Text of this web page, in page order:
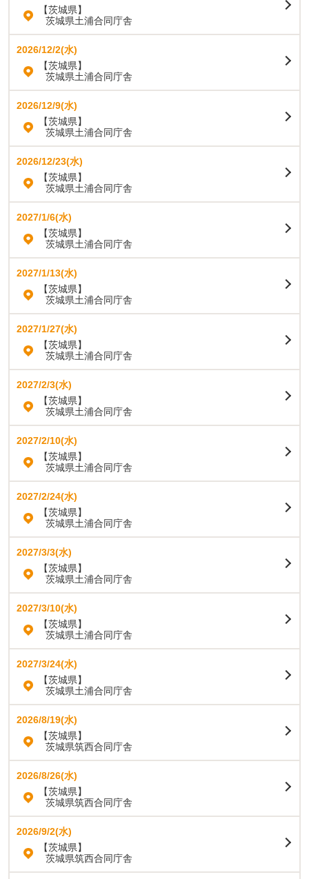
【茨城県】
茨城県土浦合同庁舎
2026/12/2(水)
【茨城県】
茨城県土浦合同庁舎
2026/12/9(水)
【茨城県】
茨城県土浦合同庁舎
2026/12/23(水)
【茨城県】
茨城県土浦合同庁舎
2027/1/6(水)
【茨城県】
茨城県土浦合同庁舎
2027/1/13(水)
【茨城県】
茨城県土浦合同庁舎
2027/1/27(水)
【茨城県】
茨城県土浦合同庁舎
2027/2/3(水)
【茨城県】
茨城県土浦合同庁舎
2027/2/10(水)
【茨城県】
茨城県土浦合同庁舎
2027/2/24(水)
【茨城県】
茨城県土浦合同庁舎
2027/3/3(水)
【茨城県】
茨城県土浦合同庁舎
2027/3/10(水)
【茨城県】
茨城県土浦合同庁舎
2027/3/24(水)
【茨城県】
茨城県土浦合同庁舎
2026/8/19(水)
【茨城県】
茨城県筑西合同庁舎
2026/8/26(水)
【茨城県】
茨城県筑西合同庁舎
2026/9/2(水)
【茨城県】
茨城県筑西合同庁舎